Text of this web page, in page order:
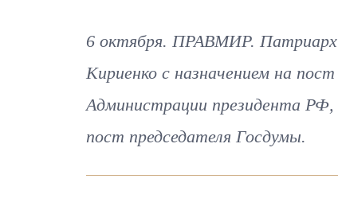
6 октября. ПРАВМИР. Патриарх
Кириенко с назначением на
Администрации президента
пост председателя Госдумы.